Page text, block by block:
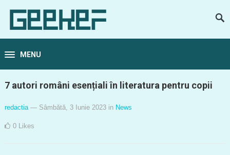
MENU
7 autori români esențiali în literatura pentru copii
redactia — Sâmbătă, 3 Iunie 2023 in News
0 Likes